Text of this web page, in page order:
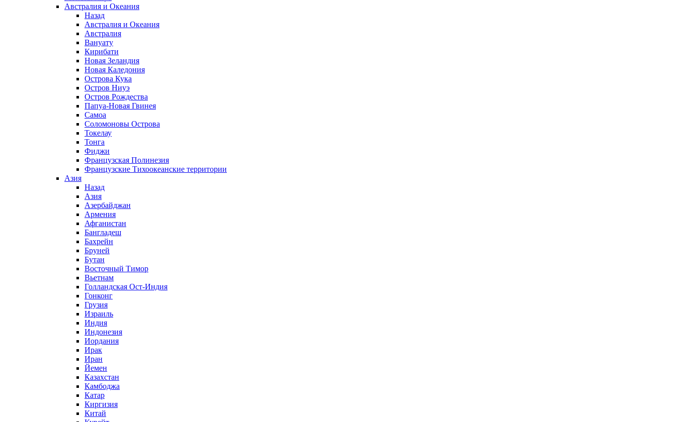
Австралия и Океания
Назад
Австралия и Океания
Австралия
Вануату
Кирибати
Новая Зеландия
Новая Каледония
Острова Кука
Остров Ниуэ
Остров Рождества
Папуа-Новая Гвинея
Самоа
Соломоновы Острова
Токелау
Тонга
Фиджи
Французская Полинезия
Французские Тихоокеанские территории
Азия
Назад
Азия
Азербайджан
Армения
Афганистан
Бангладеш
Бахрейн
Бруней
Бутан
Восточный Тимор
Вьетнам
Голландская Ост-Индия
Гонконг
Грузия
Израиль
Индия
Индонезия
Иордания
Ирак
Иран
Йемен
Казахстан
Камбоджа
Катар
Киргизия
Китай